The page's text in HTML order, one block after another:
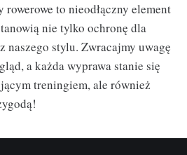
to nieodłączny element
nie tylko ochronę dla
naszego stylu. Zwracajmy uwagę
a każda wyprawa stanie się
treningiem, ale również